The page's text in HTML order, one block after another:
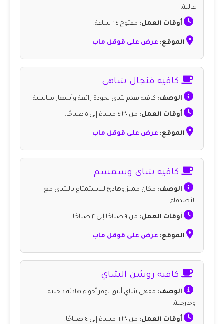
عالية.
أوقات العمل: مفتوح ٢٤ ساعة.
الموقع: عرض على قوقل ماب
كافيه فنجال شاهي
الوصف: كافيه يقدم شاي بجودة رائعة وأسعار مناسبة.
أوقات العمل: من ٤:٣٠ مساءً إلى ٥ صباحًا.
الموقع: عرض على قوقل ماب
كافيه شاي وسمسم
الوصف: مكان مميز وهادئ للاستمتاع بالشاي مع
الأصدقاء.
أوقات العمل: من ٩ صباحًا إلى ٢ صباحًا.
الموقع: عرض على قوقل ماب
كافيه روشن الشاي
الوصف: مقهى شاي أنيق يوفر أجواء هادئة داخلية
وخارجية.
أوقات العمل: من ٦:٣٠ مساءً إلى ٤ صباحًا.